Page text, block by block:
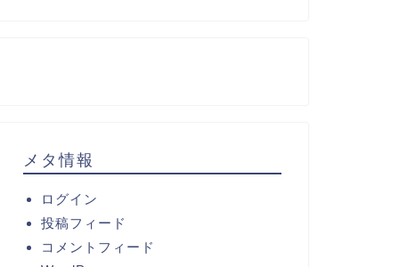
メタ情報
ログイン
投稿フィード
コメントフィード